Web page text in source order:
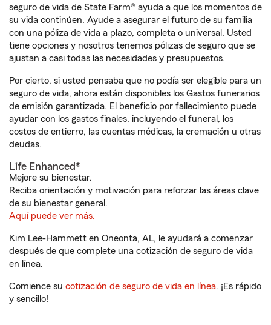
seguro de vida de State Farm® ayuda a que los momentos de
su vida continúen. Ayude a asegurar el futuro de su familia
con una póliza de vida a plazo, completa o universal. Usted
tiene opciones y nosotros tenemos pólizas de seguro que se
ajustan a casi todas las necesidades y presupuestos.
Por cierto, si usted pensaba que no podía ser elegible para un
seguro de vida, ahora están disponibles los Gastos funerarios
de emisión garantizada. El beneficio por fallecimiento puede
ayudar con los gastos finales, incluyendo el funeral, los
costos de entierro, las cuentas médicas, la cremación u otras
deudas.
Life Enhanced®
Mejore su bienestar.
Reciba orientación y motivación para reforzar las áreas clave
de su bienestar general.
Aquí puede ver más.
Kim Lee-Hammett en Oneonta, AL, le ayudará a comenzar
después de que complete una cotización de seguro de vida
en línea.
Comience su cotización de seguro de vida en línea. ¡Es rápido
y sencillo!